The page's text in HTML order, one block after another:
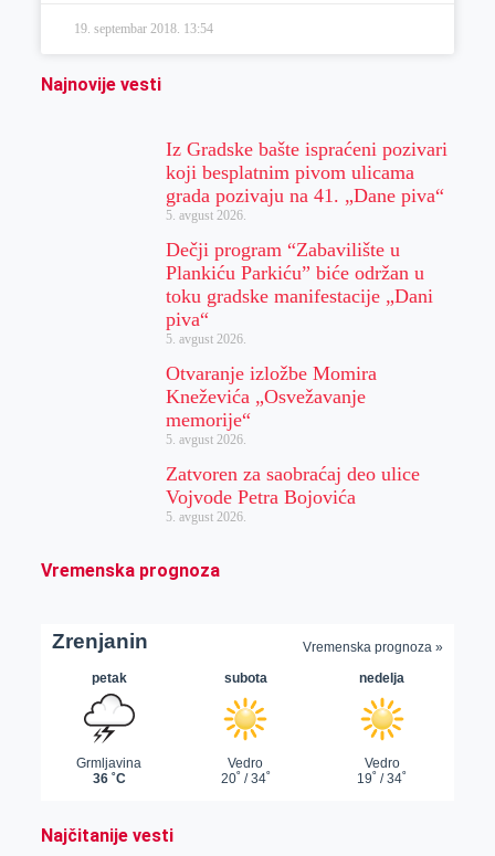
19. septembar 2018. 13:54
Najnovije vesti
Iz Gradske bašte ispraćeni pozivari
koji besplatnim pivom ulicama
grada pozivaju na 41. „Dane piva“
5. avgust 2026.
Dečji program “Zabavilište u
Plankiću Parkiću” biće održan u
toku gradske manifestacije „Dani
piva“
5. avgust 2026.
Otvaranje izložbe Momira
Kneževića „Osvežavanje
memorije“
5. avgust 2026.
Zatvoren za saobraćaj deo ulice
Vojvode Petra Bojovića
5. avgust 2026.
Vremenska prognoza
Najčitanije vesti